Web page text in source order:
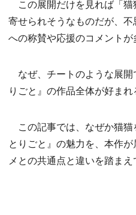
この展開だけを見れば「
寄せられそうなものだが、
への称賛や応援のコメントが
なぜ、チートのような展開
りごと』の作品全体が好まれ
この記事では、なぜか猫
とりごと』の魅力を、本作
メとの共通点と違いを踏まえ